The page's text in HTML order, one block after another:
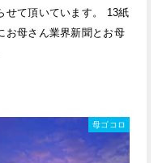
せて頂いています。 13紙
お母さん業界新聞とお母
母ゴコロ